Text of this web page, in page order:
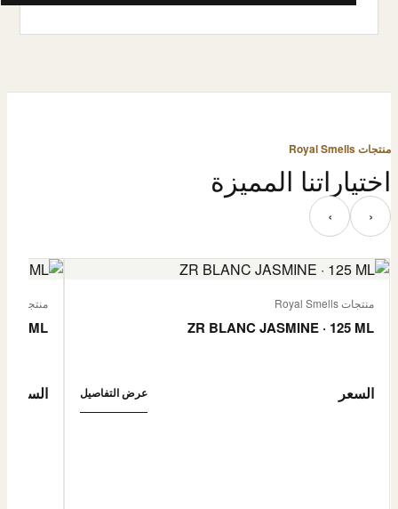
منتجات Royal Smells
اختياراتنا المميزة
‹ ›
منتجات Royal Smells
ZR BLANC JASMINE · 125 ML
السعر عرض التفاصيل
منتجات Royal Smells
ML
السعر